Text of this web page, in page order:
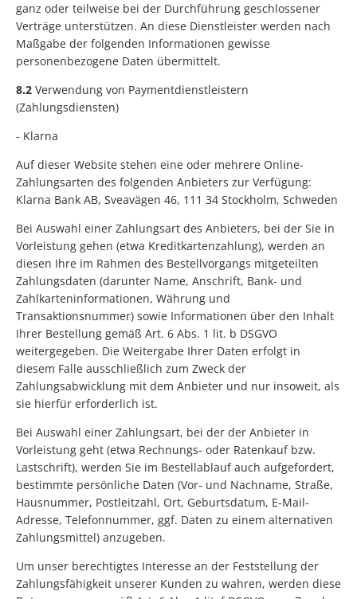
ganz oder teilweise bei der Durchführung geschlossener
Verträge unterstützen. An diese Dienstleister werden nach
Maßgabe der folgenden Informationen gewisse
personenbezogene Daten übermittelt.
8.2 Verwendung von Paymentdienstleistern
(Zahlungsdiensten)
- Klarna
Auf dieser Website stehen eine oder mehrere Online-
Zahlungsarten des folgenden Anbieters zur Verfügung:
Klarna Bank AB, Sveavägen 46, 111 34 Stockholm, Schweden
Bei Auswahl einer Zahlungsart des Anbieters, bei der Sie in
Vorleistung gehen (etwa Kreditkartenzahlung), werden an
diesen Ihre im Rahmen des Bestellvorgangs mitgeteilten
Zahlungsdaten (darunter Name, Anschrift, Bank- und
Zahlkarteninformationen, Währung und
Transaktionsnummer) sowie Informationen über den Inhalt
Ihrer Bestellung gemäß Art. 6 Abs. 1 lit. b DSGVO
weitergegeben. Die Weitergabe Ihrer Daten erfolgt in
diesem Falle ausschließlich zum Zweck der
Zahlungsabwicklung mit dem Anbieter und nur insoweit, als
sie hierfür erforderlich ist.
Bei Auswahl einer Zahlungsart, bei der der Anbieter in
Vorleistung geht (etwa Rechnungs- oder Ratenkauf bzw.
Lastschrift), werden Sie im Bestellablauf auch aufgefordert,
bestimmte persönliche Daten (Vor- und Nachname, Straße,
Hausnummer, Postleitzahl, Ort, Geburtsdatum, E-Mail-
Adresse, Telefonnummer, ggf. Daten zu einem alternativen
Zahlungsmittel) anzugeben.
Um unser berechtigtes Interesse an der Feststellung der
Zahlungsfähigkeit unserer Kunden zu wahren, werden diese